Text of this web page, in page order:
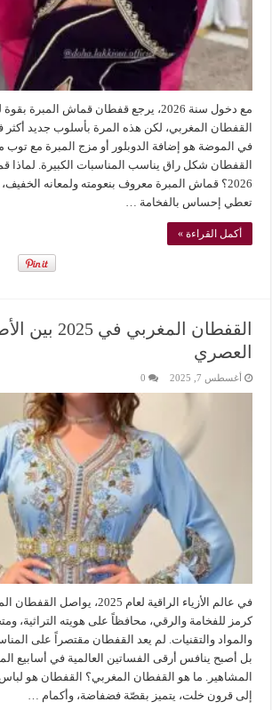
مع دخول سنة 2026، يرجع قفطان قماش المبرة
القفطان المغربي، لكن هذه المرة بأسلوب جديد أكثر
في الموضة هو إضافة الدوبلور أو مزج المبرة مع
القفطان شكل راق يناسب المناسبات الكبيرة. لماذا
2026؟ قماش المبرة معروف بنعومته ولمعانه
تعطي إحساس بالفخامة …
أكمل القراءة »
القفطان
العصري
أغسطس 7, 2025 0
في عالم الأزياء الراقية لعام 2025،
كرمز للفخامة والرقي، محافظاً على هويته التراثية،
والمواد والتقنيات. لم يعد القفطان مقتصراً على
بل أصبح ينافس أرقى الفساتين العالمية في أسابيع
المشاهير. ما هو القفطان المغربي؟ القفطان هو
إلى قرون خلت، يتميز بقصّة فضفاضة، وأكمام …